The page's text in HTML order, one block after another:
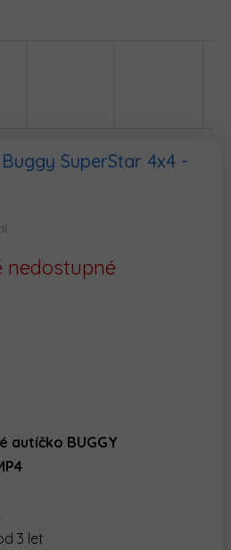
SuperStar 4x4 -
nedostupné
autíčko BUGGY
3 let